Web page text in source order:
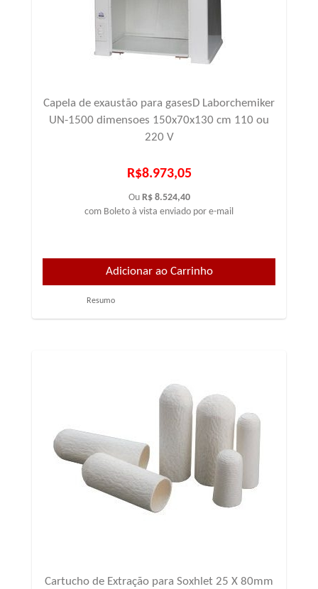
Capela de exaustão para gasesD Laborchemiker
UN-1500 dimensoes 150x70x130 cm 110 ou
220 V
R$8.973,05
Ou R$ 8.524,40
com Boleto à vista enviado por e-mail
Resumo
Cartucho de Extração para Soxhlet 25 X 80mm